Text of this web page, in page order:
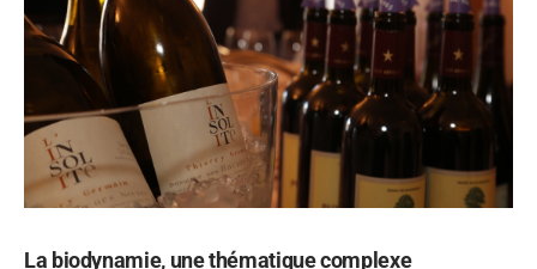
La biodynamie, une thématique complexe